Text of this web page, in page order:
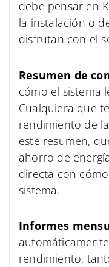
debe pensar en
la instalación o
disfrutan con el
Resumen de
cómo el sistema
Cualquiera que
rendimiento de
este resumen,
ahorro de
directa con
sistema.
Informes
rendimiento,